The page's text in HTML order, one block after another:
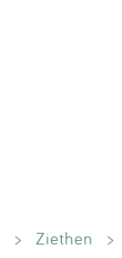
> Ziethen
>